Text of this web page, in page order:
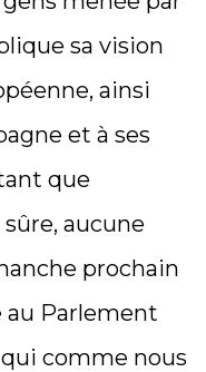
sa vision
ainsi
et à ses
que
aucune
prochain
au Parlement
comme nous